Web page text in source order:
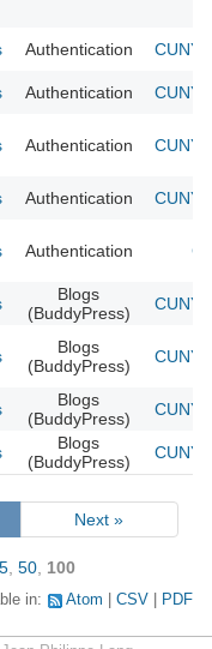
Authentication CUNY
Authentication CUNY
Authentication CUNY
Authentication CUNY
Authentication
Blogs
(BuddyPress)
CUNY
Blogs
(BuddyPress)
CUNY
Blogs
(BuddyPress)
CUNY
Blogs
(BuddyPress)
CUNY
Next »
50 100
in: Atom CSV PDF